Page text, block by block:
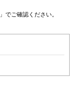
」でご確認ください。